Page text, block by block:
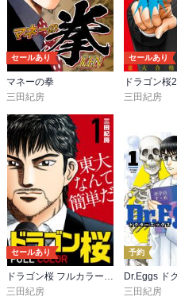
セールあり
マネーの拳
三田紀房
セールあり
ドラゴン桜2
三田紀房
セールあり
三田紀房
予約
三田紀房